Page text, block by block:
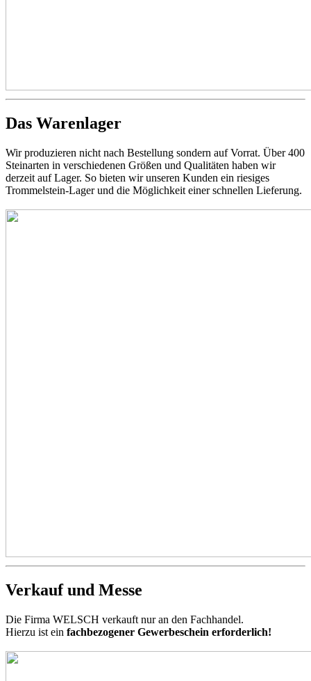
Das Warenlager
Wir produzieren nicht nach Bestellung sondern auf Vorrat. Über 400
Steinarten in verschiedenen Größen und Qualitäten haben wir
derzeit auf Lager. So bieten wir unseren Kunden ein riesiges
Trommelstein-Lager und die Möglichkeit einer schnellen Lieferung.
Verkauf und Messe
Die Firma WELSCH verkauft nur an den Fachhandel.
Hierzu ist ein fachbezogener Gewerbeschein erforderlich!